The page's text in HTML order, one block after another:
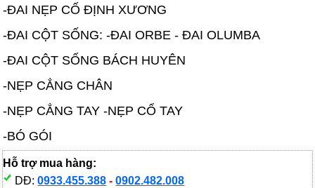
-ĐAI NẸP CỐ ĐỊNH XƯƠNG
-ĐAI CỘT SỐNG: -ĐAI ORBE - ĐAI OLUMBA
-ĐAI CỘT SỐNG BÁCH HUYÊN
-NẸP CẲNG CHÂN
-NẸP CẲNG TAY -NẸP CỔ TAY
-BÓ GÓI
Hỗ trợ mua hàng:
DĐ:0933.455.388 -0902.482.008